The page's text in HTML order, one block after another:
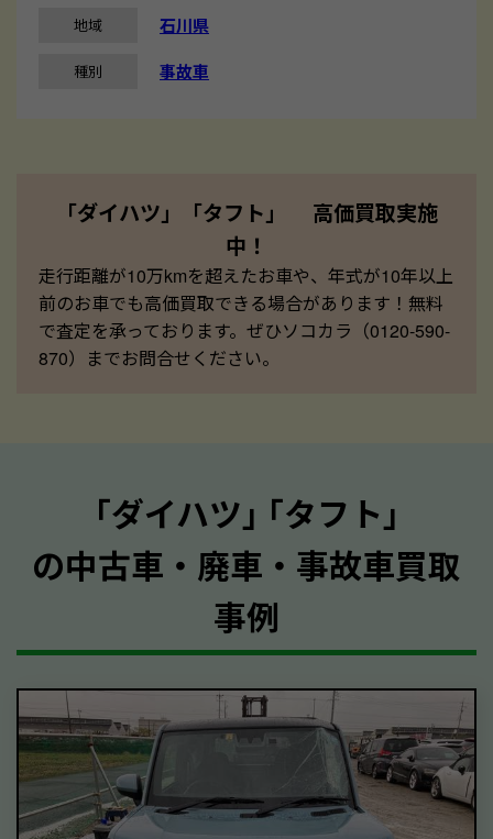
地域 石川県
種別 事故車
「ダイハツ」「タフト」 高価買取実施
中！
走行距離が10万kmを超えたお車や、年式が10年以上
前のお車でも高価買取できる場合があります！無料
で査定を承っております。ぜひソコカラ（0120-590-
870）までお問合せください。
｢ダイハツ｣ ｢タフト｣
の中古車・廃車・事故車買取
事例